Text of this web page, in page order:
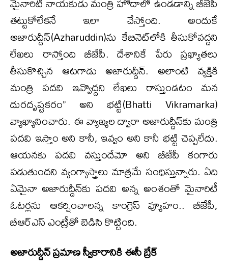
తట్టుకోలేకనే ఇలా చేస్తోంది. అందుకే
అజారుద్దీన్‌(Azharuddin)ను కేబినెట్‌లోకి తీసుకోవద్దని
లేఖలు రాస్తోంది బీజేపీ. దేశానికే పేరు ప్రఖ్యాతలు
తీసుకొచ్చిన ఆటగాడు అజారుద్దీన్. అలాంటి వ్యక్తికి
మంత్రి పదవి ఇవ్వొద్దని లేఖలు రాస్తుండటం మన
దురదృష్టకరం’’ అని భట్టి(Bhatti Vikramarka)
వ్యాఖ్యానించారు. ఈ వ్యాఖ్యల ద్వారా అజారుద్దీన్‌కు మంత్రి
పదవి ఇస్తాం అని కానీ, ఇవ్వం అని కానీ భట్టి చెప్పలేదు.
ఆయనకు పదవి వస్తుందేమో అని బీజేపీ కంగారు
పడుతుందని వ్యంగ్యాస్త్రాలు మాత్రమే సంధిస్తున్నారు. ఏది
ఏమైనా అజారుద్దీన్‌కు పదవి అన్న అంశంతో మైనారిటీ
ఓటర్లను ఆకర్షించాలన్న కాంగ్రెస్ వ్యూహం.. బీజేపీ,
బీఆర్ఎస్ ఎంట్రీతో బెడిసి కొట్టింది.
అజారుద్దీన్ ప్రమాణ స్వీకారానికి ఈసీ బ్రేక్